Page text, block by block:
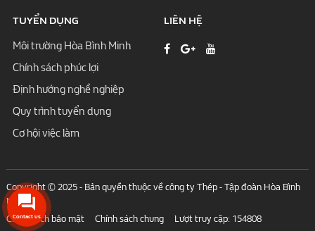
TUYỂN DỤNG
Môi trường Hòa Bình Minh
Chính sách phúc lợi
Định hướng nghề nghiệp
Quy trình tuyển dụng
Cơ hội việc làm
LIÊN HỆ
Copyright © 2025 - Bản quyền thuộc về công ty Thép - Tập đoàn Hòa Bình
Minh
Chính sách bảo mật
Chính sách chung Lượt truy cập: 154808
Contact us